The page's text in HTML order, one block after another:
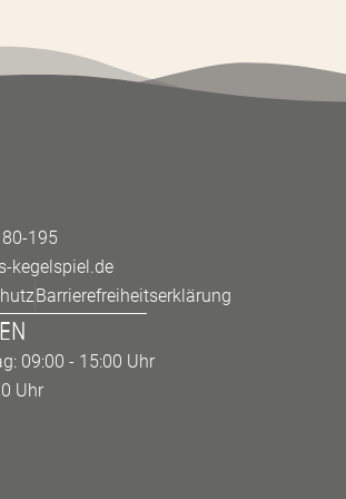
195
kegelspiel.de
Barrierefreiheitserklärung
09:00 - 15:00 Uhr
Uhr